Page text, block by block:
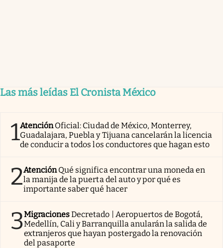
Las más leídas El Cronista México
1AtenciónOficial: Ciudad de México, Monterrey,
Guadalajara, Puebla y Tijuana cancelarán la licencia
de conducir a todos los conductores que hagan esto
2AtenciónQué significa encontrar una moneda en
la manija de la puerta del auto y por qué es
importante saber qué hacer
3MigracionesDecretado | Aeropuertos de Bogotá,
Medellín, Cali y Barranquilla anularán la salida de
extranjeros que hayan postergado la renovación
del pasaporte